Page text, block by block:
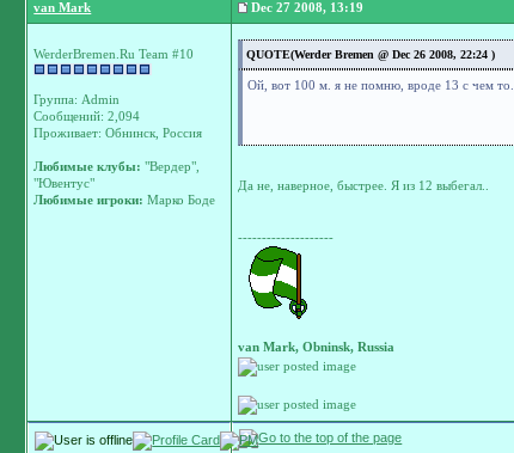
van Mark Dec 27 2008, 13:19
WerderBremen.Ru Team #10
Группа: Admin
Сообщений: 2,094
Проживает: Обнинск, Россия
Любимые клубы: "Вердер",
"Ювентус"
Любимые игроки:Марко Боде
QUOTE(Werder Bremen @ Dec 26 2008, 22:24 )
Ой, вот 100 м. я не помню, вроде 13 с чем то.
Да не, наверное, быстрее. Я из 12 выбегал..
--------------------
van Mark, Obninsk, Russia